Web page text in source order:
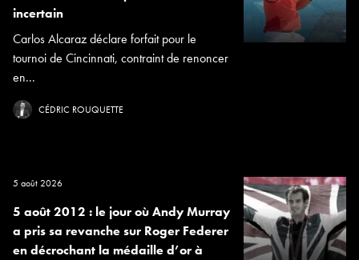
incertain
Carlos Alcaraz déclare forfait pour le
tournoi de Cincinnati, contraint de renoncer
en...
CÉDRIC ROUQUETTE
5 août 2026
5 août 2012 : le jour où Andy Murray
a pris sa revanche sur Roger Federer
en décrochant la médaille d’or à